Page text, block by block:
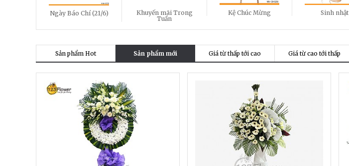
Ngày Báo Chí (21/6)
Khuyến mãi Trong
Tuần
Kệ Chúc Mừng Sinh nhật
Sản phẩm Hot Sản phẩm mới Giá từ thấp tới cao Giá từ cao tới thấp